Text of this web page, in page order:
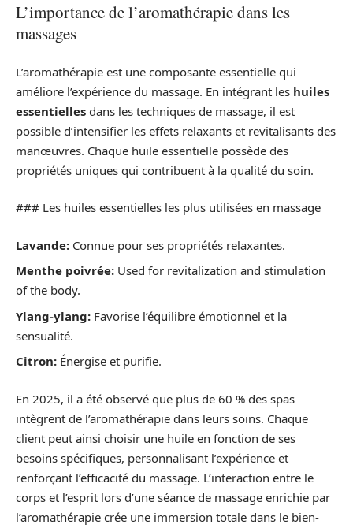
L’importance de l’aromathérapie dans les
massages
L’aromathérapie est une composante essentielle qui
améliore l’expérience du massage. En intégrant les huiles
essentielles dans les techniques de massage, il est
possible d’intensifier les effets relaxants et revitalisants des
manœuvres. Chaque huile essentielle possède des
propriétés uniques qui contribuent à la qualité du soin.
### Les huiles essentielles les plus utilisées en massage
Lavande: Connue pour ses propriétés relaxantes.
Menthe poivrée: Used for revitalization and stimulation
of the body.
Ylang-ylang: Favorise l’équilibre émotionnel et la
sensualité.
Citron: Énergise et purifie.
En 2025, il a été observé que plus de 60 % des spas
intègrent de l’aromathérapie dans leurs soins. Chaque
client peut ainsi choisir une huile en fonction de ses
besoins spécifiques, personnalisant l’expérience et
renforçant l’efficacité du massage. L’interaction entre le
corps et l’esprit lors d’une séance de massage enrichie par
l’aromathérapie crée une immersion totale dans le bien-